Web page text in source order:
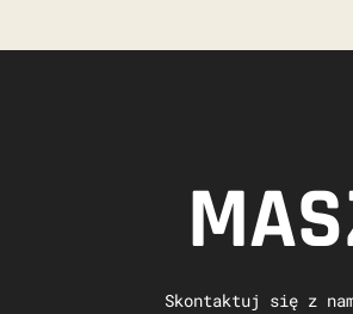
Skontaktuj się z